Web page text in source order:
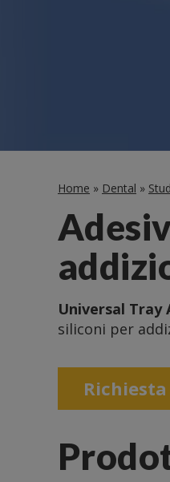
Home » Dental »
Universal Tray
siliconi per